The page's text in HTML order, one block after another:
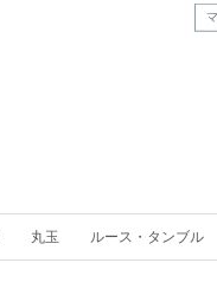
丸玉 ルース・タンブル